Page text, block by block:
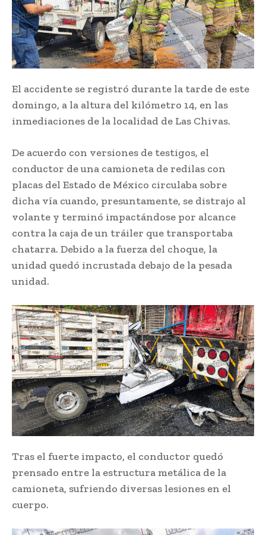
El accidente se registró durante la tarde de este
domingo, a la altura del kilómetro 14, en las
inmediaciones de la localidad de Las Chivas.
De acuerdo con versiones de testigos, el
conductor de una camioneta de redilas con
placas del Estado de México circulaba sobre
dicha vía cuando, presuntamente, se distrajo al
volante y terminó impactándose por alcance
contra la caja de un tráiler que transportaba
chatarra. Debido a la fuerza del choque, la
unidad quedó incrustada debajo de la pesada
unidad.
Tras el fuerte impacto, el conductor quedó
prensado entre la estructura metálica de la
camioneta, sufriendo diversas lesiones en el
cuerpo.